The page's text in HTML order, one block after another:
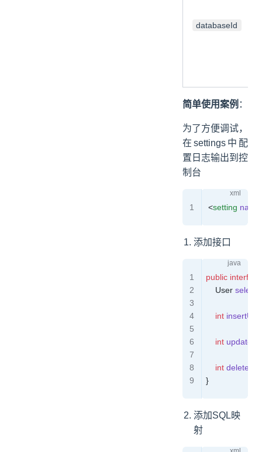
databaseId
简单使用案例 ：
为了方便调试，
在settings中配
置日志输出到控
制台
<setting name
添加接口
public interface
    User
    int
    int
    int
}
添加SQL映
射